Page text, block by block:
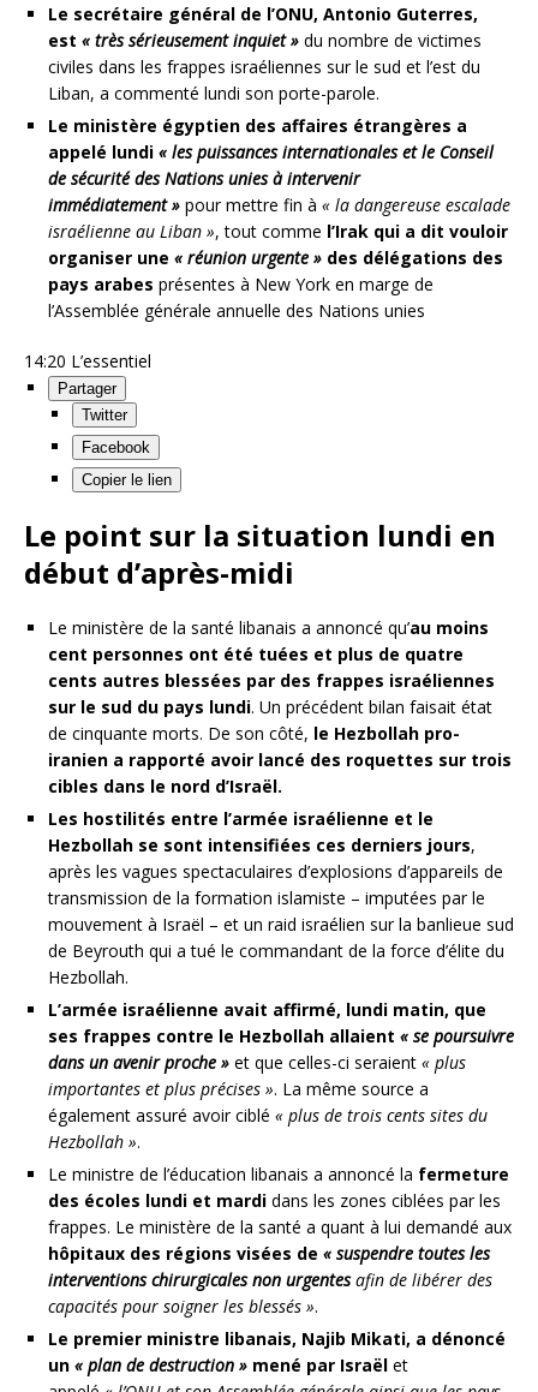
Le secrétaire général de l’ONU, Antonio Guterres,
est « très sérieusement inquiet » du nombre de victimes
civiles dans les frappes israéliennes sur le sud et l’est du
Liban, a commenté lundi son porte-parole.
Le ministère égyptien des affaires étrangères a
appelé lundi « les puissances internationales et le Conseil
de sécurité des Nations unies à intervenir
immédiatement » pour mettre fin à « la dangereuse escalade
israélienne au Liban », tout comme l’Irak qui a dit vouloir
organiser une « réunion urgente » des délégations des
pays arabes présentes à New York en marge de
l’Assemblée générale annuelle des Nations unies
14:20 L’essentiel
Partager
Twitter
Facebook
Copier le lien
Le point sur la situation lundi en
début d’après-midi
Le ministère de la santé libanais a annoncé qu’au moins
cent personnes ont été tuées et plus de quatre
cents autres blessées par des frappes israéliennes
sur le sud du pays lundi. Un précédent bilan faisait état
de cinquante morts. De son côté, le Hezbollah pro-
iranien a rapporté avoir lancé des roquettes sur trois
cibles dans le nord d’Israël.
Les hostilités entre l’armée israélienne et le
Hezbollah se sont intensifiées ces derniers jours,
après les vagues spectaculaires d’explosions d’appareils de
transmission de la formation islamiste – imputées par le
mouvement à Israël – et un raid israélien sur la banlieue sud
de Beyrouth qui a tué le commandant de la force d’élite du
Hezbollah.
L’armée israélienne avait affirmé, lundi matin, que
ses frappes contre le Hezbollah allaient « se poursuivre
dans un avenir proche » et que celles-ci seraient « plus
importantes et plus précises ». La même source a
également assuré avoir ciblé « plus de trois cents sites du
Hezbollah ».
Le ministre de l’éducation libanais a annoncé la fermeture
des écoles lundi et mardi dans les zones ciblées par les
frappes. Le ministère de la santé a quant à lui demandé aux
hôpitaux des régions visées de « suspendre toutes les
interventions chirurgicales non urgentesafin de libérer des
capacités pour soigner les blessés ».
Le premier ministre libanais, Najib Mikati, a dénoncé
un « plan de destruction » mené par Israël et